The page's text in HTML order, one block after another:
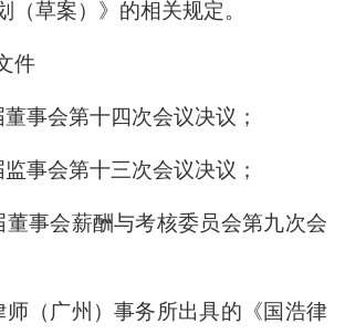
（草案）》的相关规定。
件
事会第十四次会议决议；
事会第十三次会议决议；
事会薪酬与考核委员会第九次会
（广州）事务所出具的《国浩律